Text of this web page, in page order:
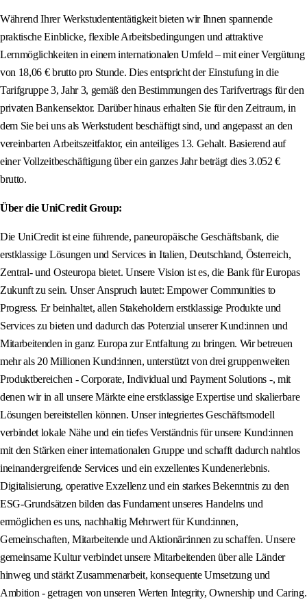
Während Ihrer Werkstudententätigkeit bieten wir Ihnen spannende
praktische Einblicke, flexible Arbeitsbedingungen und attraktive
Lernmöglichkeiten in einem internationalen Umfeld – mit einer Vergütung
von 18,06 € brutto pro Stunde. Dies entspricht der Einstufung in die
Tarifgruppe 3, Jahr 3, gemäß den Bestimmungen des Tarifvertrags für den
privaten Bankensektor. Darüber hinaus erhalten Sie für den Zeitraum, in
dem Sie bei uns als Werkstudent beschäftigt sind, und angepasst an den
vereinbarten Arbeitszeitfaktor, ein anteiliges 13. Gehalt. Basierend auf
einer Vollzeitbeschäftigung über ein ganzes Jahr beträgt dies 3.052 €
brutto.
Über die UniCredit Group:
Die UniCredit ist eine führende, paneuropäische Geschäftsbank, die
erstklassige Lösungen und Services in Italien, Deutschland, Österreich,
Zentral- und Osteuropa bietet. Unsere Vision ist es, die Bank für Europas
Zukunft zu sein. Unser Anspruch lautet: Empower Communities to
Progress. Er beinhaltet, allen Stakeholdern erstklassige Produkte und
Services zu bieten und dadurch das Potenzial unserer Kund:innen und
Mitarbeitenden in ganz Europa zur Entfaltung zu bringen. Wir betreuen
mehr als 20 Millionen Kund:innen, unterstützt von drei gruppenweiten
Produktbereichen - Corporate, Individual und Payment Solutions -, mit
denen wir in all unsere Märkte eine erstklassige Expertise und skalierbare
Lösungen bereitstellen können. Unser integriertes Geschäftsmodell
verbindet lokale Nähe und ein tiefes Verständnis für unsere Kund:innen
mit den Stärken einer internationalen Gruppe und schafft dadurch nahtlos
ineinandergreifende Services und ein exzellentes Kundenerlebnis.
Digitalisierung, operative Exzellenz und ein starkes Bekenntnis zu den
ESG-Grundsätzen bilden das Fundament unseres Handelns und
ermöglichen es uns, nachhaltig Mehrwert für Kund:innen,
Gemeinschaften, Mitarbeitende und Aktionär:innen zu schaffen. Unsere
gemeinsame Kultur verbindet unsere Mitarbeitenden über alle Länder
hinweg und stärkt Zusammenarbeit, konsequente Umsetzung und
Ambition - getragen von unseren Werten Integrity, Ownership und Caring.